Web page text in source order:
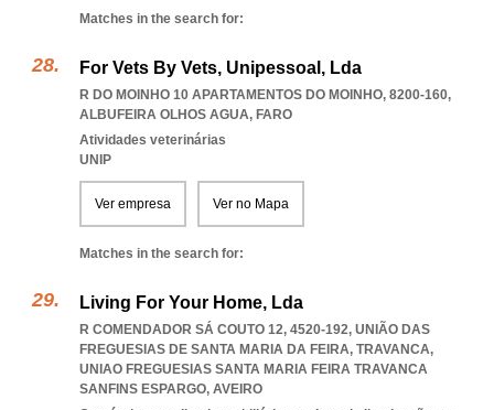
Matches in the search for:
For Vets By Vets, Unipessoal, Lda
R DO MOINHO 10 APARTAMENTOS DO MOINHO, 8200-160,
ALBUFEIRA OLHOS AGUA, FARO
Atividades veterinárias
UNIP
Ver empresa Ver no Mapa
Matches in the search for:
Living For Your Home, Lda
R COMENDADOR SÁ COUTO 12, 4520-192, UNIÃO DAS
FREGUESIAS DE SANTA MARIA DA FEIRA, TRAVANCA,
UNIAO FREGUESIAS SANTA MARIA FEIRA TRAVANCA
SANFINS ESPARGO, AVEIRO